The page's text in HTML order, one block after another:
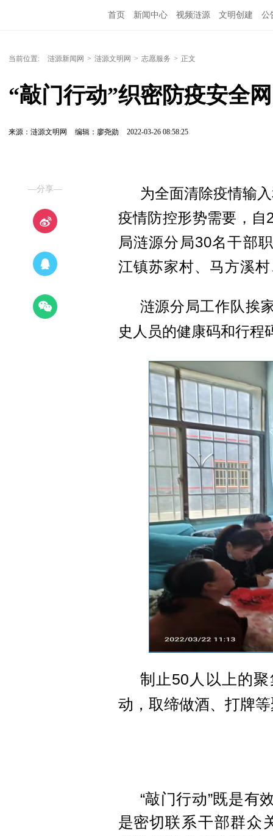
首页 新闻中心 视频涟源 文明创建 公
当前位置: 涟源新闻网 > 涟源文明网 > 志愿服务 > 正文
“敲门行动”织密防疫安全网
来源：涟源文明网 编辑：廖尧勋 2022-03-26 08:58:25
—分享—
为全面清除疫情输
疫情防控形势需要，自
局涟源分局30名干部
江镇苏家村、马方溪
涟源分局工作队挨
史人员的健康码和行程
制止50人以上的
动，取缔做酒、打牌
“敲门行动”既是有
是密切联系干部群众